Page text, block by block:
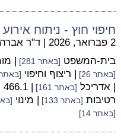
חיפוי חוץ - ניתוח אירוע
2 פברואר, 2026 | ד"ר
בית-המשפט [באתר 281] |
[באתר 26] | ריצוף וחיפוי [באתר
| אדריכל [באתר 161] | 466.1
רטיבות [באתר 133] | מינוי
[באתר 14]